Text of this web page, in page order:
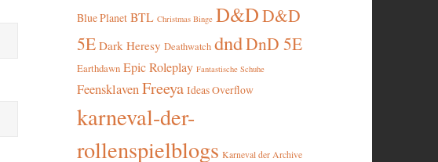
Blue Planet BTL Christmas Binge D&DD&D
5E Dark Heresy Deathwatch dndDnD 5E
Earthdawn Epic Roleplay Fantastische Schuhe
Feensklaven Freeya Ideas Overflow
karneval-der-
rollenspielblogs Karneval der Archive